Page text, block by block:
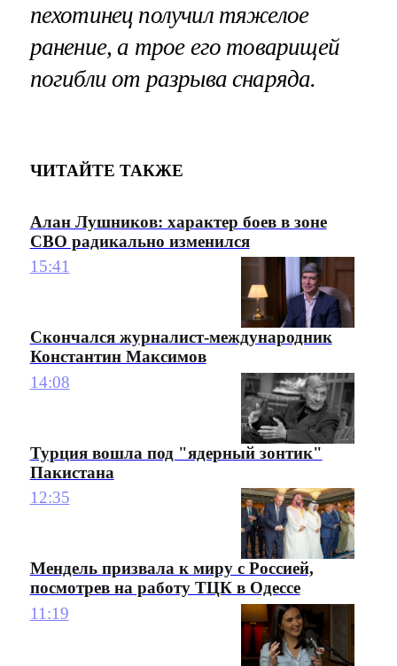
пехотинец получил тяжелое
ранение, а трое его товарищей
погибли от разрыва снаряда.
ЧИТАЙТЕ ТАКЖЕ
Алан Лушников: характер боев в зоне
СВО радикально изменился
15:41
Скончался журналист-международник
Константин Максимов
14:08
Турция вошла под "ядерный зонтик"
Пакистана
12:35
Мендель призвала к миру с Россией,
посмотрев на работу ТЦК в Одессе
11:19